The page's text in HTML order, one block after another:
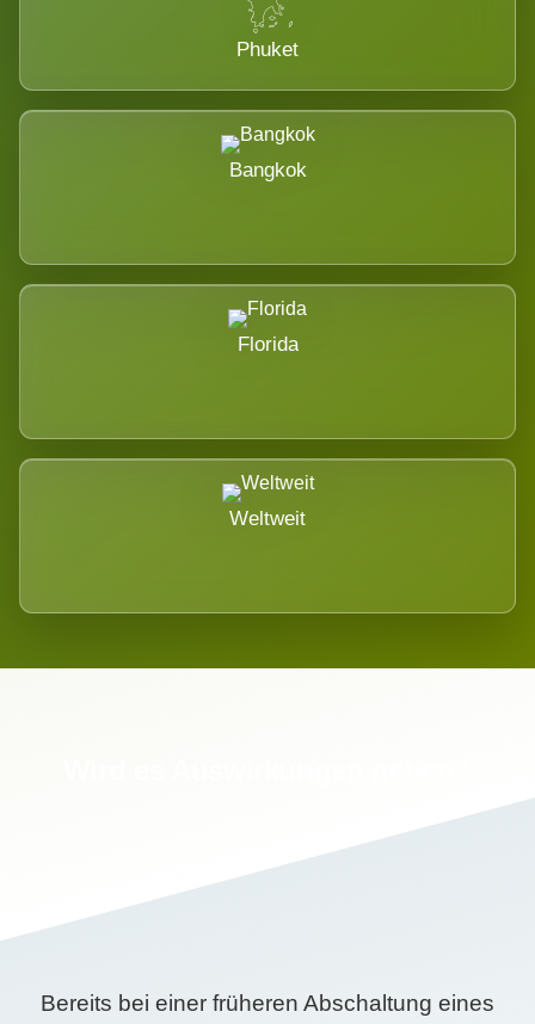
Phuket
Bangkok
Florida
Weltweit
Bereits bei einer früheren Abschaltung eines